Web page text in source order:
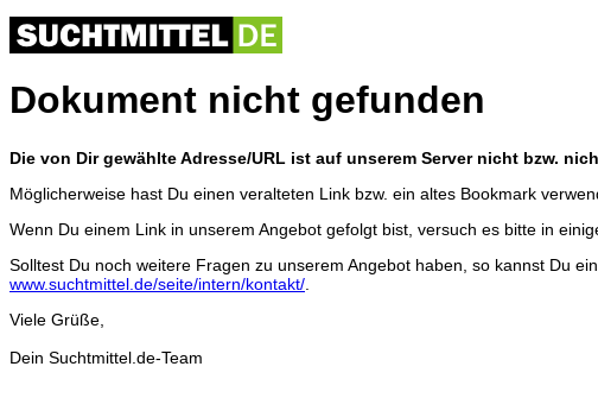
Dokument nicht gefunden
Die von Dir gewählte Adresse/URL ist auf unserem Server nicht bzw.
Möglicherweise hast Du einen veralteten Link bzw. ein altes Bookmark
Wenn Du einem Link in unserem Angebot gefolgt bist, versuch es bitte in
Solltest Du noch weitere Fragen zu unserem Angebot haben, so kannst Du
www.suchtmittel.de/seite/intern/kontakt/
Viele Grüße,
Dein Suchtmittel.de-Team